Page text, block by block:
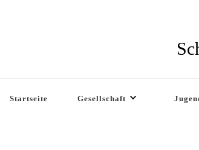
Startseite Gesellschaft